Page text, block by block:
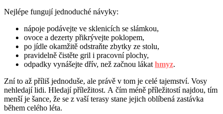
Nejlépe fungují jednoduché návyky:
nápoje podávejte ve sklenicích se slámkou,
ovoce a dezerty přikrývejte poklopem,
po jídle okamžitě odstraňte zbytky ze stolu,
pravidelně čistěte gril i pracovní plochy,
odpadky vynášejte dřív, než začnou lákat hmyz.
Zní to až příliš jednoduše, ale právě v tom je celé tajemství. Vosy
nehledají lidi. Hledají příležitost. A čím méně příležitostí najdou, tím
menší je šance, že se z vaší terasy stane jejich oblíbená zastávka
během celého léta.